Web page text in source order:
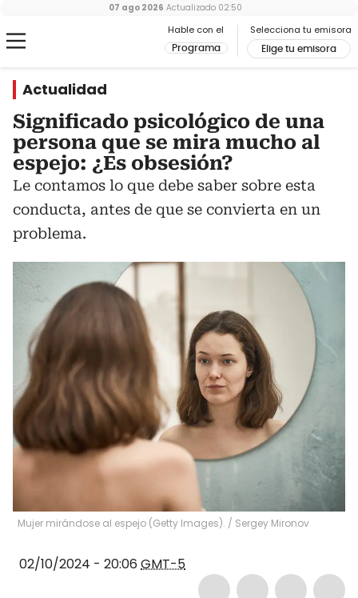
Hable con el
Programa
Selecciona tu emisora
Elige tu emisora
07 ago 2026 Actualizado 02:50
Actualidad
Significado psicológico de una
persona que se mira mucho al
espejo: ¿Es obsesión?
Le contamos lo que debe saber sobre esta
conducta, antes de que se convierta en un
problema.
Mujer mirándose al espejo (Getty Images). / Sergey Mironov
02/10/2024 - 20:06 GMT-5